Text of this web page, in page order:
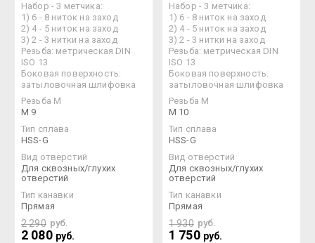
Набор - 3 метчика:
1) 6 - 8 ниток на заход
2) 4 - 5 ниток на заход
3) 2 - 3 нитки на заход
Резьба: метрическая DIN
ISO 13
Боковая поверхность:
затыловочная шлифовка
Резьба М
M 9
Тип сплава
HSS-G
Вид отверстий
Для сквозных/глухих
отверстий
Тип канавки
Прямая
2 290 руб.
2 080 руб.
Набор - 3 метчика:
1) 6 - 8 ниток на заход
2) 4 - 5 ниток на заход
3) 2 - 3 нитки на заход
Резьба: метрическая DIN
ISO 13
Боковая поверхность:
затыловочная шлифовка
Резьба М
M 10
Тип сплава
HSS-G
Вид отверстий
Для сквозных/глухих
отверстий
Тип канавки
Прямая
1 930 руб.
1 750 руб.